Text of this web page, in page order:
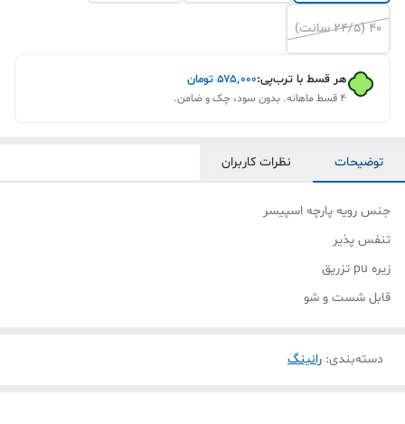
40 (۲۴/۵ سانت)
هر قسط با ترب‌پی:۵۷۵٬۰۰۰ تومان
۴ قسط ماهانه. بدون سود، چک و ضامن.
توضیحات نظرات کاربران
جنس رویه پارچه اسپیسر
تنفس پذیر
زیره pu تزریق
قابل شست و شو
دسته‌بندی: رانینگ